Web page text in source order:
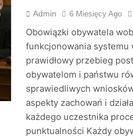
Admin 6 Miesięcy Ago
Obowiązki obywatela
funkcjonowania systemu
prawidłowy przebieg
obywatelom i państwu
sprawiedliwych
aspekty zachowań i
każdego uczestnika
punktualności Każdy